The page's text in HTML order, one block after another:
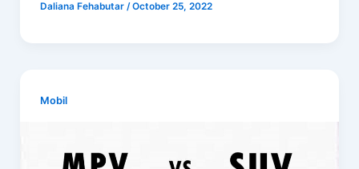
Daliana Fehabutar /October 25, 2022
Mobil